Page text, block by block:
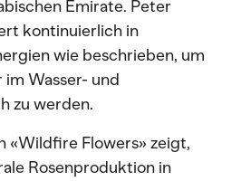
Emirate. Peter
kontinuierlich in
wie beschrieben, um
Wasser- und
zu werden.
«Wildfire Flowers» zeigt,
Rosenproduktion in